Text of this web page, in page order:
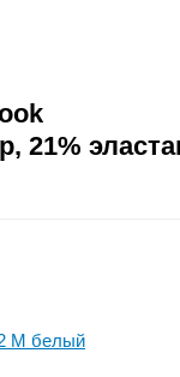
21%
M белый